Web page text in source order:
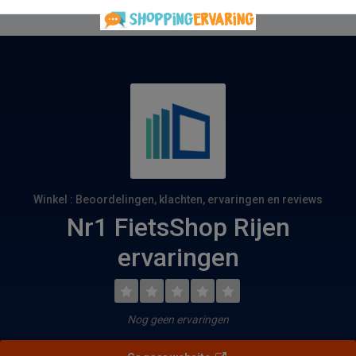
Winkel : Beoordelingen, klachten, ervaringen en reviews
Nr1 FietsShop Rijen
ervaringen
Nog geen ervaringen